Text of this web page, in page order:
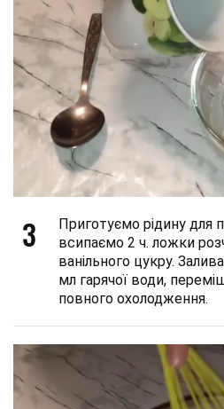
3
Приготуємо рідину для
всипаємо 2 ч. ложки
ванільного цукру.
мл гарячої води,
повного охолодження.